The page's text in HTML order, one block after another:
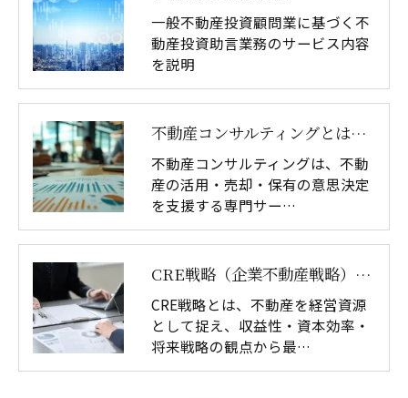
一般不動産投資顧問業に基づく不
動産投資助言業務のサービス内容
を説明
不動産コンサルティングとは｜資産戦略・土地活用の意思決定支援
不動産コンサルティングは、不動
産の活用・売却・保有の意思決定
を支援する専門サー…
CRE戦略（企業不動産戦略）とは｜不動産価値を最大化する意思決定｜アテナ・パートナーズ
CRE戦略とは、不動産を経営資源
として捉え、収益性・資本効率・
将来戦略の観点から最…